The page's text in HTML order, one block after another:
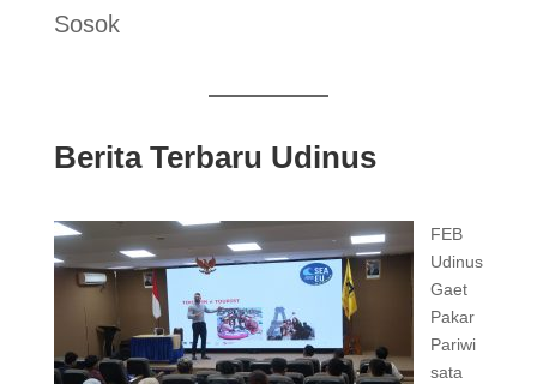
Sosok
Berita Terbaru Udinus
FEB
Udinus
Gaet
Pakar
Pariwi
sata